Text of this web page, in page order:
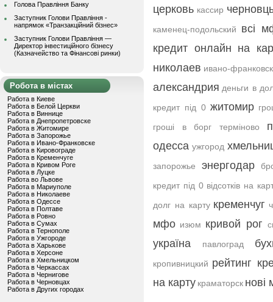
Голова Правління Банку
Заступник Голови Правління -
напрямок «Транзакційний бізнес»
Заступник Голови Правління —
Директор інвестиційного бізнесу
(Казначейство та Фінансові ринки)
Робота в містах
Работа в Киеве
Работа в Белой Церкви
Работа в Виннице
Работа в Днепропетровске
Работа в Житомире
Работа в Запорожье
Работа в Ивано-Франковске
Работа в Кировограде
Работа в Кременчуге
Работа в Кривом Роге
Работа в Луцке
Работа во Львове
Работа в Мариуполе
Работа в Николаеве
Работа в Одессе
Работа в Полтаве
Работа в Ровно
Работа в Сумах
Работа в Тернополе
Работа в Ужгороде
Работа в Харькове
Работа в Херсоне
Работа в Хмельницком
Работа в Черкассах
Работа в Чернигове
Работа в Черновцах
Работа в Других городах
церковь кассир
каменец-подольский
всі
кредит онлайн на
николаев ивано-франковск
александрия деньги в
кредит під 0 житомир
гроші в борг терміново
одесса ужгород
запорожье энергодар
кредит під 0 відсотків на
долг на карту кременчуг
мфо изюм кривой рог
україна павлоград
кропивницкий рейтинг
на карту краматорск нові